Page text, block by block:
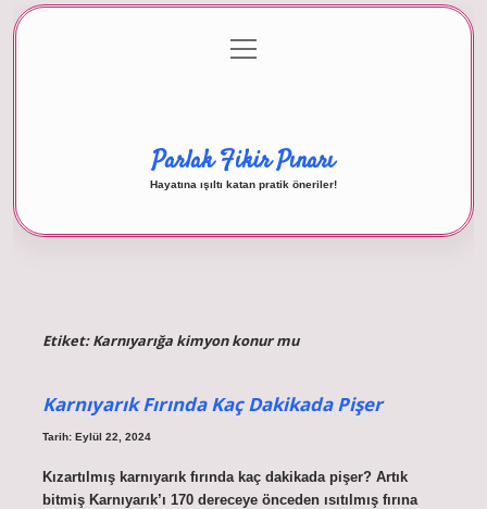
Gizlilik Politikası
menüyü
aç
Parlak Fikir Pınarı
Hayatına ışıltı katan pratik öneriler!
Etiket:Karnıyarığa kimyon konur mu
Karnıyarık Fırında Kaç Dakikada Pişer
Tarih: Eylül 22, 2024
Kızartılmış karnıyarık fırında kaç dakikada pişer? Artık
bitmiş Karnıyarık’ı 170 dereceye önceden ısıtılmış fırına